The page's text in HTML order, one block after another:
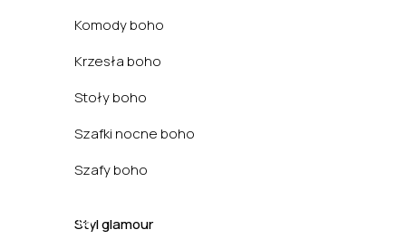
Komody boho
Krzesła boho
Stoły boho
Szafki nocne boho
Szafy boho
Styl glamour
Kuchnia